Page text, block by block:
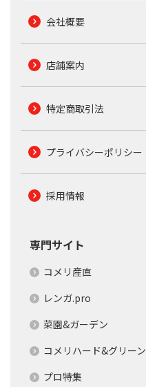
会社概要
店舗案内
特定商取引法
プライバシーポリシー
採用情報
専門サイト
コメリ産直
レンガ.pro
菜園&ガーデン
コメリハード&グリーン
プロ特集